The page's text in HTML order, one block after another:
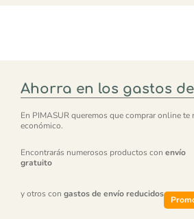
Ahorra en los gastos
En PIMASUR queremos que comprar online
económico.
Encontrarás numerosos productos con envío
gratuito
y otros con gastos de envío reducidos